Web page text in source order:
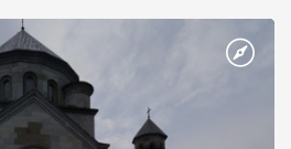
став Василем-християнином.
На честь Херсонесу Таврійського